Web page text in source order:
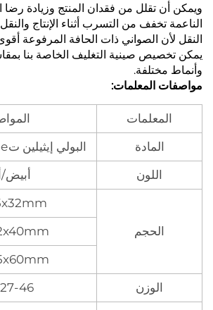
ويمكن أن تقلل من فقدان المنتج وزيادة رضا
الناعمة تخفف من التسرب أثناء الإنتاج
النقل لأن الصواني ذات الحافة المرفوعة
يمكن تخصيص صينية التغليف الخاصة بنا
وأنماط مختلفة.
مواصفات المعلمات:
المعلمات
المادة
البولي إيثيلين تереفتالات (PET)
اللون
أبيض/
الحجم
الوزن
27-46 جرام